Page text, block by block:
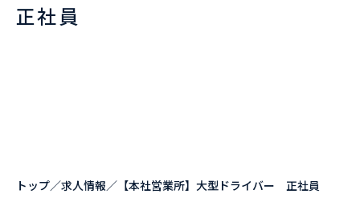
正社員
トップ／求人情報／ 【本社営業所】大型ドライバー 正社員